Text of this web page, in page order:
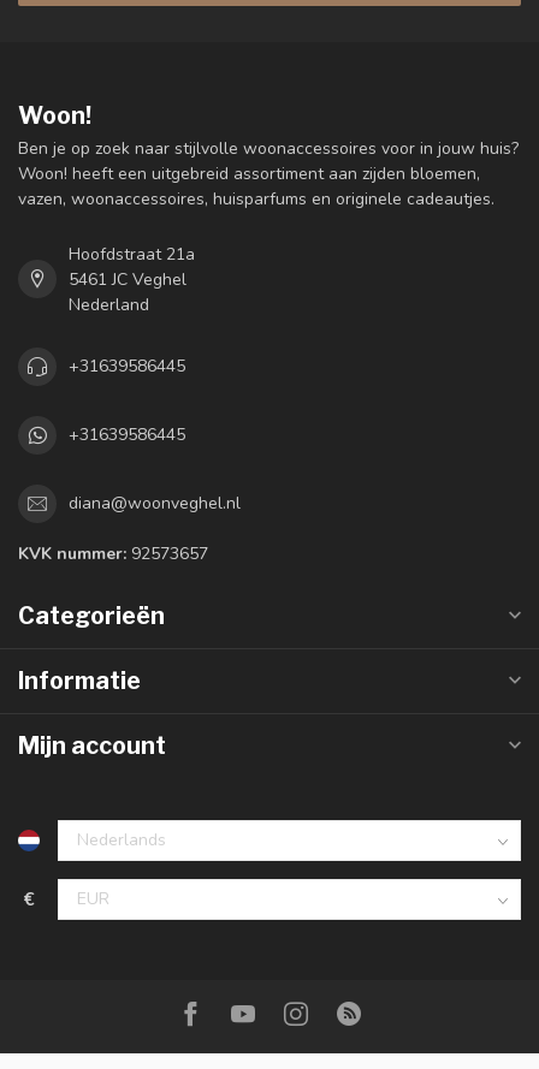
Woon!
Ben je op zoek naar stijlvolle woonaccessoires voor in jouw huis?
Woon! heeft een uitgebreid assortiment aan zijden bloemen,
vazen, woonaccessoires, huisparfums en originele cadeautjes.
Hoofdstraat 21a
5461 JC Veghel
Nederland
+31639586445
+31639586445
diana@woonveghel.nl
KVK nummer: 92573657
Categorieën
Informatie
Mijn account
€